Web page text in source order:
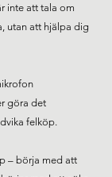
inte att tala om
utan att hjälpa dig
göra det
felköp.
– börja med att